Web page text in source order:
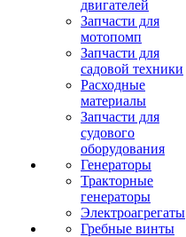
двигателей
Запчасти для
мотопомп
Запчасти для
садовой техники
Расходные
материалы
Запчасти для
судового
оборудования
Генераторы
Тракторные
генераторы
Электроагрегаты
Гребные винты